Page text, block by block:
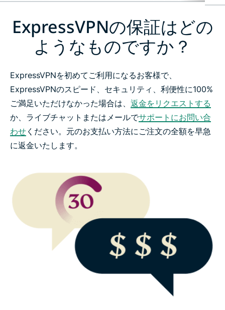
ExpressVPNの保証はどのようなものですか？
保証期間は1ヶ月それとも30日間？
無料トライアルに勝る理由は？
よくある質問（FAQ）
ExpressVPNをリスクフリーでお試しください
ExpressVPNの保証はどの
ようなものですか？
ExpressVPNを初めてご利用になるお客様で、
ExpressVPNのスピード、セキュリティ、利便性に100%
ご満足いただけなかった場合は、 返金をリクエストする
か、ライブチャットまたはメールでサポートにお問い合
わせ ください。元のお支払い方法にご注文の全額を早急
に返金いたします。